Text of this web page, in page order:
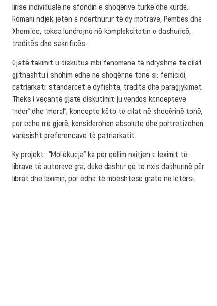
lirisë individuale në sfondin e shoqërive turke dhe kurde.
Romani ndjek jetën e ndërthurur të dy motrave, Pembes dhe
Xhemiles, teksa lundrojnë në kompleksitetin e dashurisë,
traditës dhe sakrificës.
Gjatë takimit u diskutua mbi fenomene të ndryshme të cilat
gjithashtu i shohim edhe në shoqërinë tonë si: femicidi,
patriarkati, standardet e dyfishta, tradita dhe paragjykimet.
Theks i veçantë gjatë diskutimit ju vendos koncepteve
“nder” dhe “moral”, koncepte këto të cilat në shoqërinë tonë,
por edhe më gjerë, konsiderohen absolute dhe portretizohen
varësisht preferencave të patriarkatit.
Ky projekt i “Mollëkuqja” ka për qëllim nxitjen e leximit të
librave të autoreve gra, duke dashur që të nxis dashurinë për
librat dhe leximin, por edhe të mbështesë gratë në letërsi.